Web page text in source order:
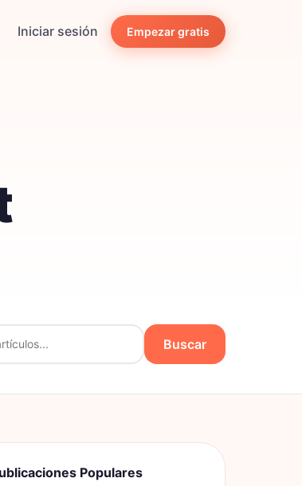
Iniciar sesión Empezar gratis
Buscar
Populares